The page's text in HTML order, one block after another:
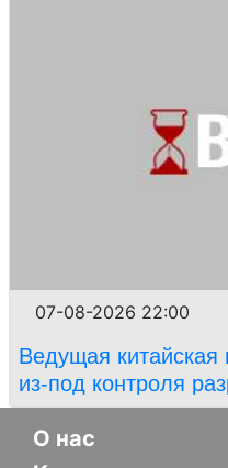
07-08-2026 22:00
Ведущая
из-под контроля
О нас